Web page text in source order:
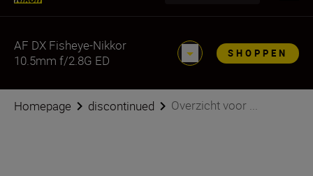
AF DX Fisheye-Nikkor
10.5mm f/2.8G ED
SHOPPEN
Homepage discontinued Overzicht voor ...